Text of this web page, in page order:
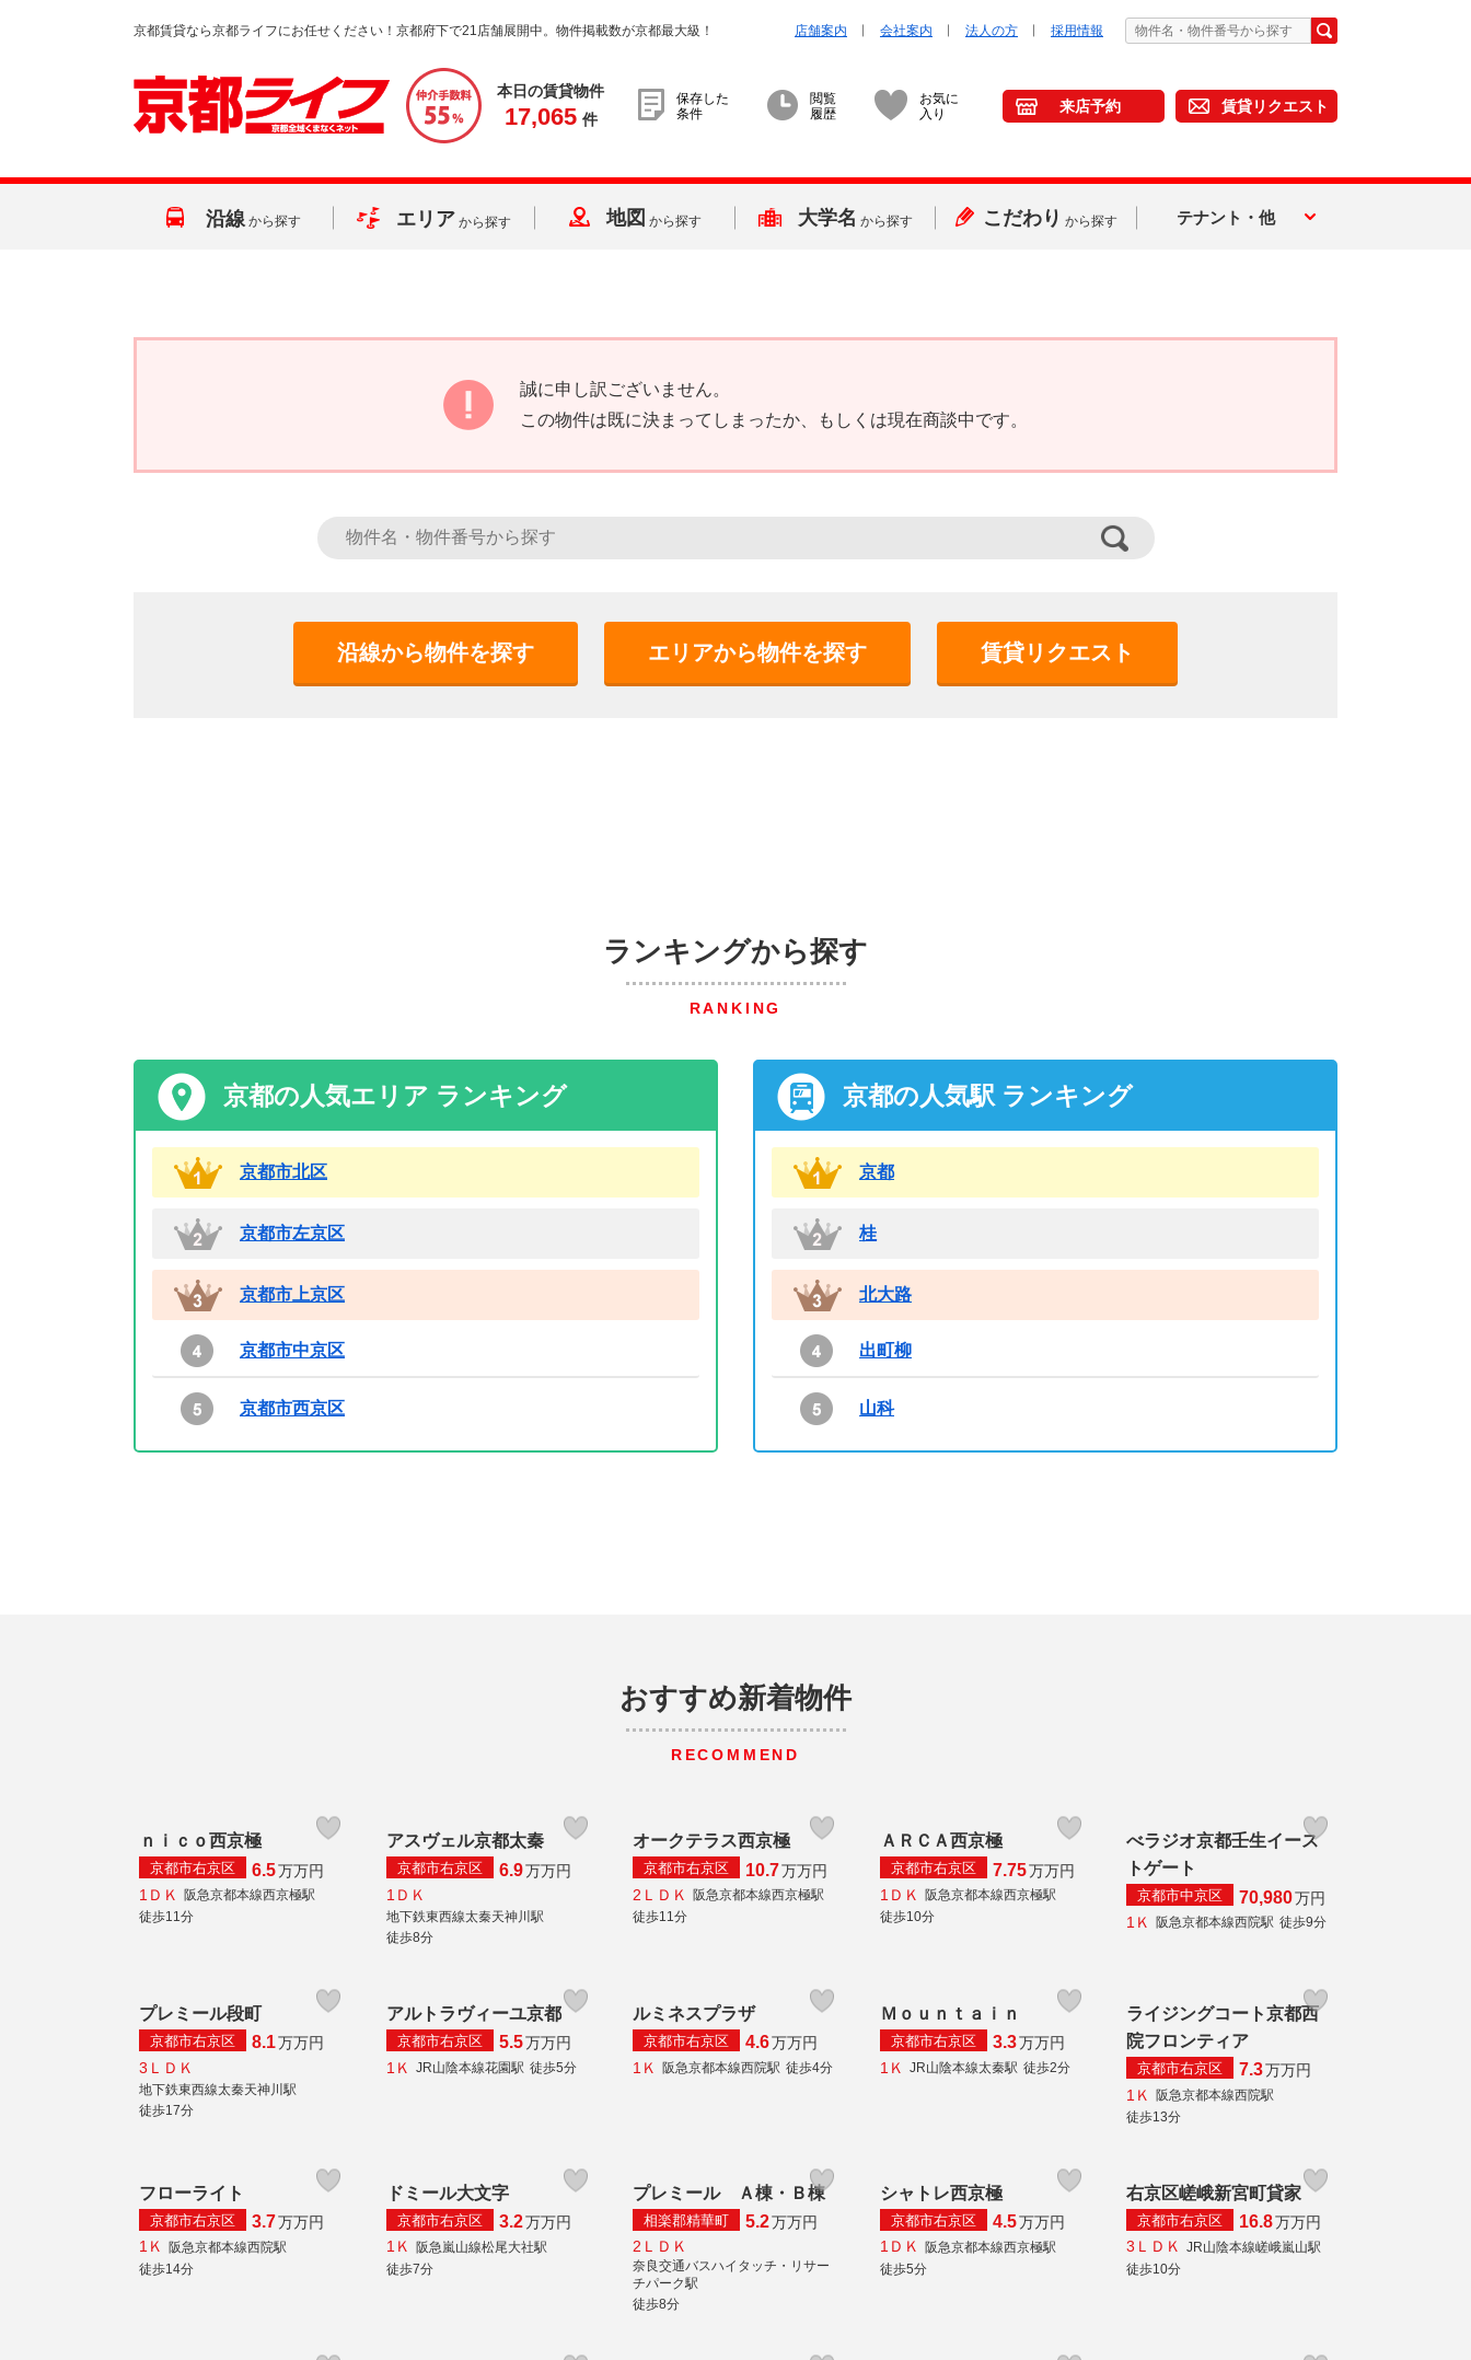
京都賃貸なら京都ライフにお任せください！京都府下で21店舗展開中。物件掲載数が京都最大級！ 店舗案内 会社案内 法人の方 採用情報
本日の賃貸物件
17,065 件
保存した
条件
閲覧
履歴
お気に
入り
来店予約 賃貸リクエスト
沿線 から探す エリア から探す 地図 から探す 大学名 から探す こだわり から探す テナント・他
誠に申し訳ございません。
この物件は既に決まってしまったか、もしくは現在商談中です。
沿線から物件を探す エリアから物件を探す 賃貸リクエスト
ランキングから探す
RANKING
京都の人気エリア ランキング
京都市北区
京都市左京区
京都市上京区
京都市中京区
京都市西京区
京都の人気駅 ランキング
京都
桂
北大路
出町柳
山科
おすすめ新着物件
RECOMMEND
ｎｉｃｏ西京極
京都市右京区 6.5万万円
1ＤＫ
阪急京都本線西京極駅
徒歩11分
アスヴェル京都太秦
京都市右京区 6.9万万円
1ＤＫ
地下鉄東西線太秦天神川駅
徒歩8分
オークテラス西京極
京都市右京区 10.7万万円
2ＬＤＫ
阪急京都本線西京極駅
徒歩11分
ＡＲＣＡ西京極
京都市右京区 7.75万万円
1ＤＫ
阪急京都本線西京極駅
徒歩10分
べラジオ京都壬生イース
トゲート
京都市中京区 70,980万円
1Ｋ
阪急京都本線西院駅 徒歩9分
プレミール段町
京都市右京区 8.1万万円
3ＬＤＫ
地下鉄東西線太秦天神川駅
徒歩17分
アルトラヴィーユ京都
京都市右京区 5.5万万円
1Ｋ
JR山陰本線花園駅 徒歩5分
ルミネスプラザ
京都市右京区 4.6万万円
1Ｋ
阪急京都本線西院駅 徒歩4分
Ｍｏｕｎｔａｉｎ
京都市右京区 3.3万万円
1Ｋ
JR山陰本線太秦駅 徒歩2分
ライジングコート京都西
院フロンティア
京都市右京区 7.3万万円
1Ｋ
阪急京都本線西院駅
徒歩13分
フローライト
京都市右京区 3.7万万円
1Ｋ 阪急京都本線西院駅
徒歩14分
ドミール大文字
京都市右京区 3.2万万円
1Ｋ 阪急嵐山線松尾大社駅
徒歩7分
プレミール Ａ棟・Ｂ棟
相楽郡精華町 5.2万万円
2ＬＤＫ
奈良交通バスハイタッチ・リサー
チパーク駅
徒歩8分
シャトレ西京極
京都市右京区 4.5万万円
1ＤＫ 阪急京都本線西京極駅
徒歩5分
右京区嵯峨新宮町貸家
京都市右京区 16.8万万円
3ＬＤＫ JR山陰本線嵯峨嵐山駅
徒歩10分